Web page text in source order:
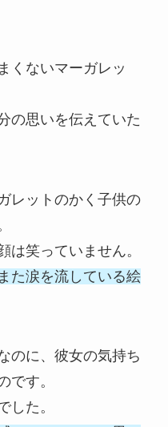
くないマーガレッ
の思いを伝えていた
レットのかく子供の
は笑っていません。
た涙を流している絵
のに、彼女の気持ち
です。
した。